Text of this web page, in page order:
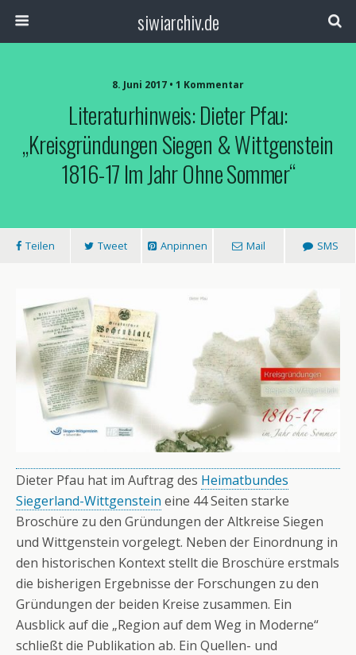
siwiarchiv.de
8. Juni 2017 • 1 Kommentar
Literaturhinweis: Dieter Pfau:
„Kreisgründungen Siegen & Wittgenstein
1816-17 Im Jahr Ohne Sommer“
Teilen Tweet Anpinnen Mail SMS
Dieter Pfau hat im Auftrag des Heimatbundes
Siegerland-Wittgenstein eine 44 Seiten starke
Broschüre zu den Gründungen der Altkreise Siegen
und Wittgenstein vorgelegt. Neben der Einordnung in
den historischen Kontext stellt die Broschüre erstmals
die bisherigen Ergebnisse der Forschungen zu den
Gründungen der beiden Kreise zusammen. Ein
Ausblick auf die „Region auf dem Weg in Moderne“
schließt die Publikation ab. Ein Quellen- und